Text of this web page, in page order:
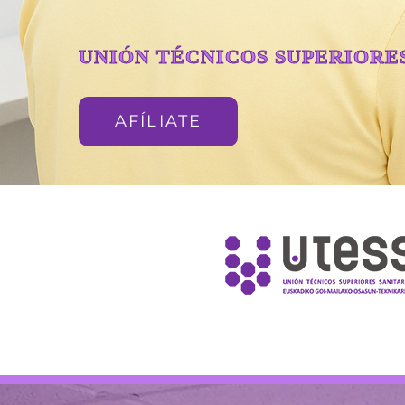
UNIÓN TÉCNICOS
AFÍLIATE